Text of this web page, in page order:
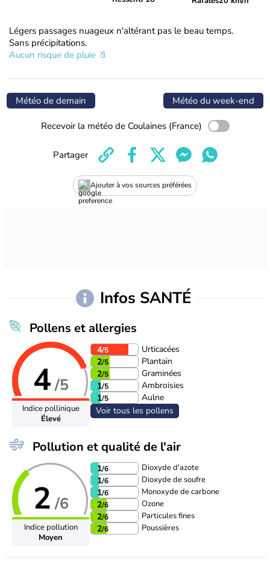
Légers passages nuageux n'altérant pas le beau temps.
Sans précipitations.
Aucun risque de pluie
Météo de demain Météo du week-end
Recevoir la météo de Coulaines (France)
Ajouter à vos sources préférées
Partager
Infos SANTÉ
Pollens et allergies
4/5
Indice pollinique
Élevé
4/5
Urticacées
2/5
Plantain
2/5
Graminées
1/5
Ambroisies
1/5
Aulne
Voir tous les pollens
Pollution et qualité de l'air
2 /6
Indice pollution
Moyen
1/6 Dioxyde d'azote
1/6 Dioxyde de soufre
1/6 Monoxyde de carbone
2/6 Ozone
2/6 Particules fines
2/6 Poussières